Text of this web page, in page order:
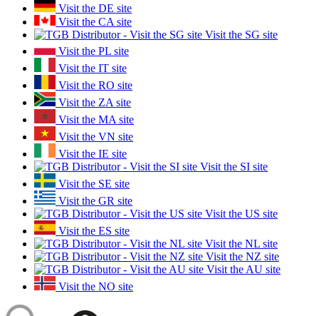
Visit the DE site
Visit the CA site
Visit the SG site
Visit the PL site
Visit the IT site
Visit the RO site
Visit the ZA site
Visit the MA site
Visit the VN site
Visit the IE site
Visit the SI site
Visit the SE site
Visit the GR site
Visit the US site
Visit the ES site
Visit the NL site
Visit the NZ site
Visit the AU site
Visit the NO site